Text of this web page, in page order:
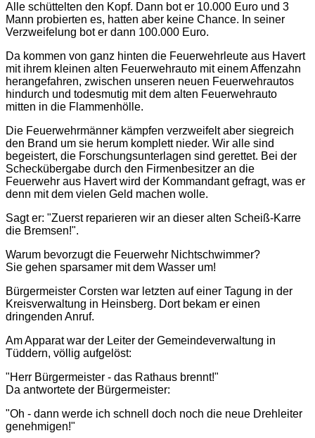
Alle schüttelten den Kopf. Dann bot er 10.000 Euro und 3
Mann probierten es, hatten aber keine Chance. In seiner
Verzweifelung bot er dann 100.000 Euro.
Da kommen von ganz hinten die Feuerwehrleute aus Havert
mit ihrem kleinen alten Feuerwehrauto mit einem Affenzahn
herangefahren, zwischen unseren neuen Feuerwehrautos
hindurch und todesmutig mit dem alten Feuerwehrauto
mitten in die Flammenhölle.
Die Feuerwehrmänner kämpfen verzweifelt aber siegreich
den Brand um sie herum komplett nieder. Wir alle sind
begeistert, die Forschungsunterlagen sind gerettet. Bei der
Scheckübergabe durch den Firmenbesitzer an die
Feuerwehr aus Havert wird der Kommandant gefragt, was er
denn mit dem vielen Geld machen wolle.
Sagt er: "Zuerst reparieren wir an dieser alten Scheiß-Karre
die Bremsen!".
Warum bevorzugt die Feuerwehr Nichtschwimmer?
Sie gehen sparsamer mit dem Wasser um!
Bürgermeister Corsten war letzten auf einer Tagung in der
Kreisverwaltung in Heinsberg. Dort bekam er einen
dringenden Anruf.
Am Apparat war der Leiter der Gemeindeverwaltung in
Tüddern, völlig aufgelöst:
"Herr Bürgermeister - das Rathaus brennt!"
Da antwortete der Bürgermeister:
"Oh - dann werde ich schnell doch noch die neue Drehleiter
genehmigen!"